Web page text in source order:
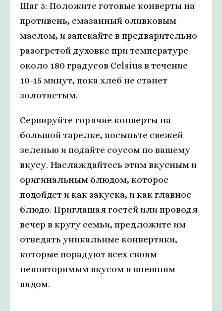
Шаг 5: Положите готовые конверты на
противень, смазанный оливковым
маслом, и запекайте в предварительно
разогретой духовке при температуре
около 180 градусов Celsius в течение
10-15 минут, пока хлеб не станет
золотистым.
Сервируйте горячие конверты на
большой тарелке, посыпьте свежей
зеленью и подайте соусом по вашему
вкусу. Наслаждайтесь этим вкусным и
оригинальным блюдом, которое
подойдет и как закуска, и как главное
блюдо. Приглашая гостей или проводя
вечер в кругу семьи, предложите им
отведать уникальные конвертики,
которые порадуют всех своим
неповторимым вкусом и внешним
видом.